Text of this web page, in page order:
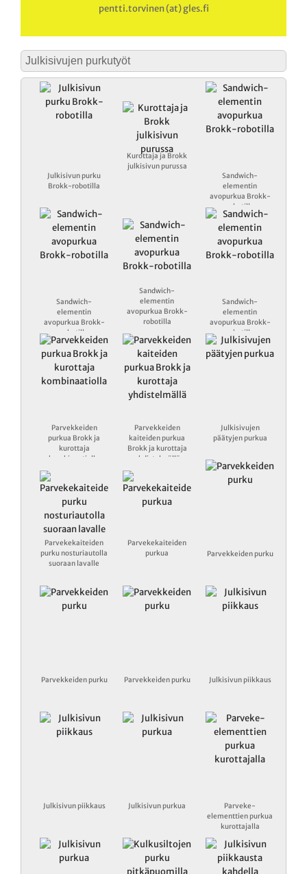
pentti.torvinen (at) gles.fi
Julkisivujen purkutyöt
Julkisivun purku
Brokk-robotilla
Kurottaja ja Brokk
julkisivun purussa
Sandwich-
elementin
avopurkua Brokk-
robotilla
Sandwich-
elementin
avopurkua Brokk-
robotilla
Sandwich-
elementin
avopurkua Brokk-
robotilla
Sandwich-
elementin
avopurkua Brokk-
robotilla
Parvekkeiden
purkua Brokk ja
kurottaja
kombinaatiolla
Parvekkeiden
kaiteiden purkua
Brokk ja kurottaja
yhdistelmällä
Julkisivujen
päätyjen purkua
Parvekekaiteiden
purku nosturiautolla
suoraan lavalle
Parvekekaiteiden
purkua
Parvekkeiden purku
Parvekkeiden purku Parvekkeiden purku Julkisivun piikkaus
Julkisivun piikkaus Julkisivun purkua
Parveke-
elementtien purkua
kurottajalla